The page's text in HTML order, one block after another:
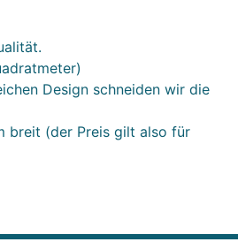
Design schneiden wir die
breit (der Preis gilt also für